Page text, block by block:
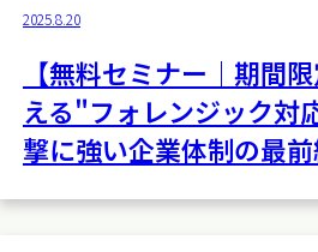
2025.8.20
【無料セミナー｜期間
える"フォレンジック対
撃に強い企業体制の最